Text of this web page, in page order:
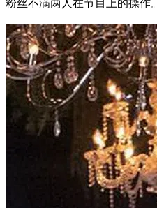
粉丝不满两人在节目上的操作。